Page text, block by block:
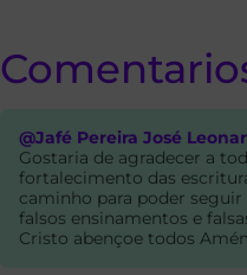
@Jafé Pereira José
Gostaria de agradecer a
fortalecimento das
caminho para poder seguir
falsos ensinamentos e
Cristo abençoe todos